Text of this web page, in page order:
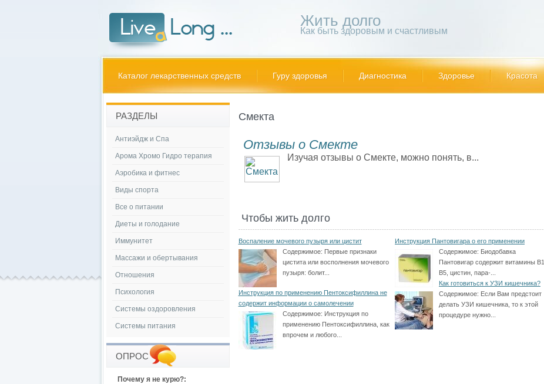
Жить долго
Как быть здоровым и счастливым
Каталог лекарственных средств Гуру здоровья Диагностика Здоровье Красота
Смекта
Отзывы о Смекте
Изучая отзывы о Смекте, можно понять, в...
Чтобы жить долго
Воспаление мочевого пузыря или цистит
Содержимое: Первые признаки
цистита или восполнения мочевого
пузыря: болит...
Инструкция Пантовигара о его применении
Содержимое: Биодобавка
Пантовигар содержит витамины В1,
В5, цистин, пара-...
Инструкция по применению Пентоксифиллина не
содержит информации о самолечении
Содержимое: Инструкция по
применению Пентоксифиллина, как
впрочем и любого...
Как готовиться к УЗИ кишечника?
Содержимое: Если Вам предстоит
делать УЗИ кишечника, то к этой
процедуре нужно...
РАЗДЕЛЫ
Антиэйдж и Спа
Арома Хромо Гидро терапия
Аэробика и фитнес
Виды спорта
Все о питании
Диеты и голодание
Иммунитет
Массажи и обертывания
Отношения
Психология
Системы оздоровления
Системы питания
ОПРОС
Почему я не курю?: